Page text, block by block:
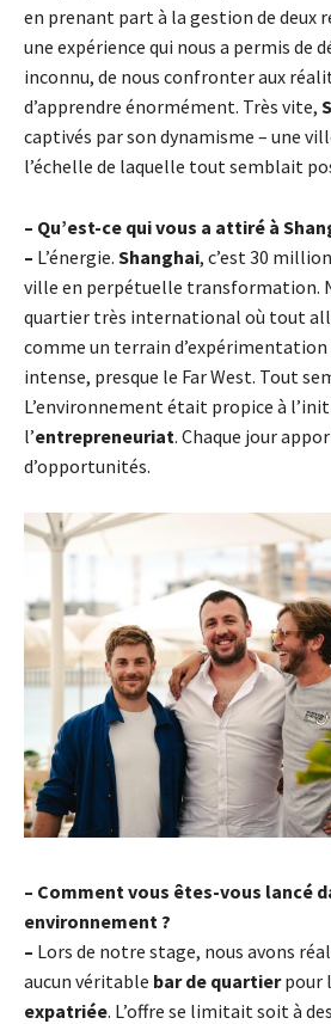
en prenant part à la gestion de deux
une expérience qui nous a permis de
inconnu, de nous confronter aux
d’apprendre énormément. Très vite,
captivés par son dynamisme – une
l’échelle de laquelle tout semblait
– Qu’est-ce qui vous a attiré à
– L’énergie. Shanghai, c’est 30
ville en perpétuelle transformation.
quartier très international où tout
comme un terrain
intense, presque le Far West. Tout
L’environnement était propice à
l’entrepreneuriat. Chaque jour
d’opportunités.
– Comment vous êtes-vous lancé
environnement ?
– Lors de notre stage, nous avons
aucun véritable bar de quartierpour
expatriée. L’offre se limitait soit à